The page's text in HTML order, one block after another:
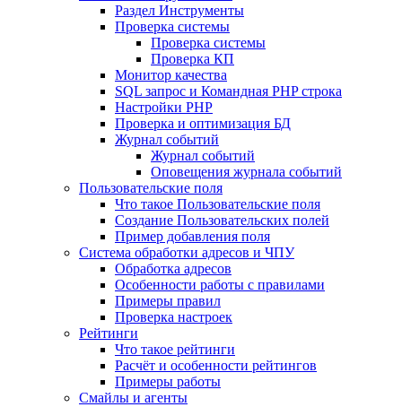
Раздел Инструменты
Проверка системы
Проверка системы
Проверка КП
Монитор качества
SQL запрос и Командная PHP строка
Настройки PHP
Проверка и оптимизация БД
Журнал событий
Журнал событий
Оповещения журнала событий
Пользовательские поля
Что такое Пользовательские поля
Создание Пользовательских полей
Пример добавления поля
Система обработки адресов и ЧПУ
Обработка адресов
Особенности работы с правилами
Примеры правил
Проверка настроек
Рейтинги
Что такое рейтинги
Расчёт и особенности рейтингов
Примеры работы
Смайлы и агенты